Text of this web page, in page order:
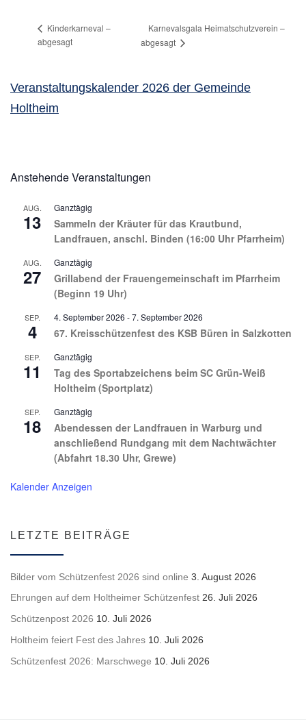
Kinderkarneval –
abgesagt
Karnevalsgala Heimatschutzverein –
abgesagt
Veranstaltungskalender 2026 der Gemeinde
Holtheim
Anstehende Veranstaltungen
AUG.
13
Ganztägig
Sammeln der Kräuter für das Krautbund,
Landfrauen, anschl. Binden (16:00 Uhr Pfarrheim)
AUG.
27
Ganztägig
Grillabend der Frauengemeinschaft im Pfarrheim
(Beginn 19 Uhr)
SEP.
4
4. September 2026 -7. September 2026
67. Kreisschützenfest des KSB Büren in Salzkotten
SEP.
11
Ganztägig
Tag des Sportabzeichens beim SC Grün-Weiß
Holtheim (Sportplatz)
SEP.
18
Ganztägig
Abendessen der Landfrauen in Warburg und
anschließend Rundgang mit dem Nachtwächter
(Abfahrt 18.30 Uhr, Grewe)
Kalender Anzeigen
LETZTE BEITRÄGE
Bilder vom Schützenfest 2026 sind online 3. August 2026
Ehrungen auf dem Holtheimer Schützenfest 26. Juli 2026
Schützenpost 2026 10. Juli 2026
Holtheim feiert Fest des Jahres 10. Juli 2026
Schützenfest 2026: Marschwege 10. Juli 2026